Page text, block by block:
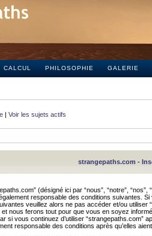
CALCUL PHILOSOPHIE GALERIE
| Voir les sujets actifs
strangepaths.com -
(désigné ici par “nous”, “notre”,
responsable des conditions suivantes.
veuillez alors ne pas accéder et/ou utiliser
et nous ferons tout pour que vous en soyez
si vous continuez d’utiliser “strangepaths.com”
responsable des conditions après qu’elles